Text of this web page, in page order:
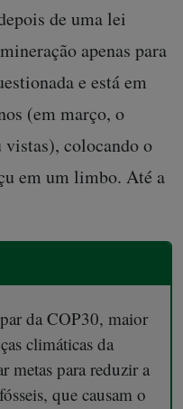
de uma lei
apenas para
e está em
(em março, o
colocando o
em um limbo. Até a
da COP30, maior
climáticas da
metas para reduzir a
que causam o